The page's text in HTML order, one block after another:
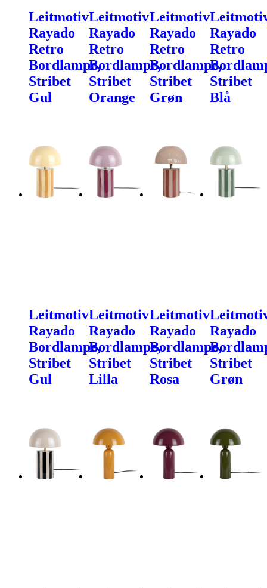
Leitmotiv
Rayado
Retro
Bordlampe,
Stribet
Gul
Leitmotiv
Rayado
Retro
Bordlampe,
Stribet
Orange
Leitmotiv
Rayado
Retro
Bordlampe,
Stribet
Grøn
Rayado
Retro
Stribet
Blå
Leitmotiv
Rayado
Bordlampe,
Stribet
Gul
Leitmotiv
Rayado
Bordlampe,
Stribet
Lilla
Leitmotiv
Rayado
Bordlampe,
Stribet
Rosa
Rayado
Stribet
Grøn